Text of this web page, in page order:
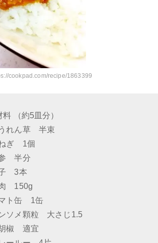
cookpad.com/recipe/1863399
料 （約5皿分）
れん草 半束
ぎ 1個
半分
3本
150g
マト缶 1缶
ソメ顆粒 大さじ1.5
椒 適宜